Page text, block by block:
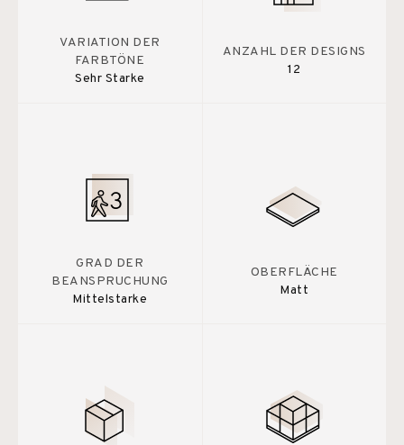
VARIATION DER
FARBTÖNE
Sehr Starke
ANZAHL DER DESIGNS
12
GRAD DER
BEANSPRUCHUNG
Mittelstarke
OBERFLÄCHE
Matt